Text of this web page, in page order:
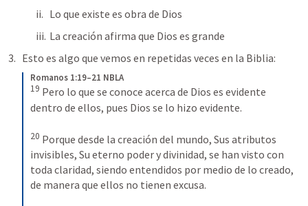
Lo que existe es obra de Dios
La creación afirma que Dios es grande
Esto es algo que vemos en repetidas veces en la Biblia:
Romanos 1:19–21 NBLA
19 Pero lo que se conoce acerca de Dios es evidente
dentro de ellos, pues Dios se lo hizo evidente.
20 Porque desde la creación del mundo, Sus atributos
invisibles, Su eterno poder y divinidad, se han visto con
toda claridad, siendo entendidos por medio de lo creado,
de manera que ellos no tienen excusa.